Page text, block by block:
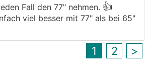
Fall den 77" nehmen. 👍
viel besser mit 77" als bei 65"
1 2 >